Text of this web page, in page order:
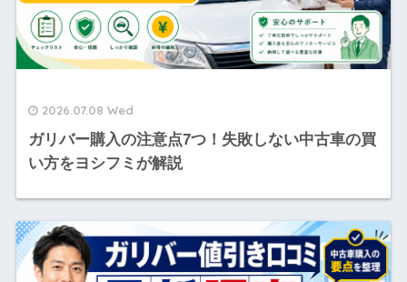
2026.07.08 Wed
ガリバー購入の注意点7つ！失敗しない中古車の買
い方をヨシフミが解説